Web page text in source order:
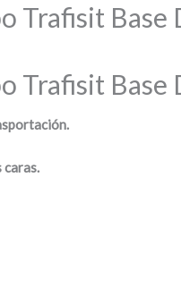
Trafisit Base
Trafisit Base
caras.